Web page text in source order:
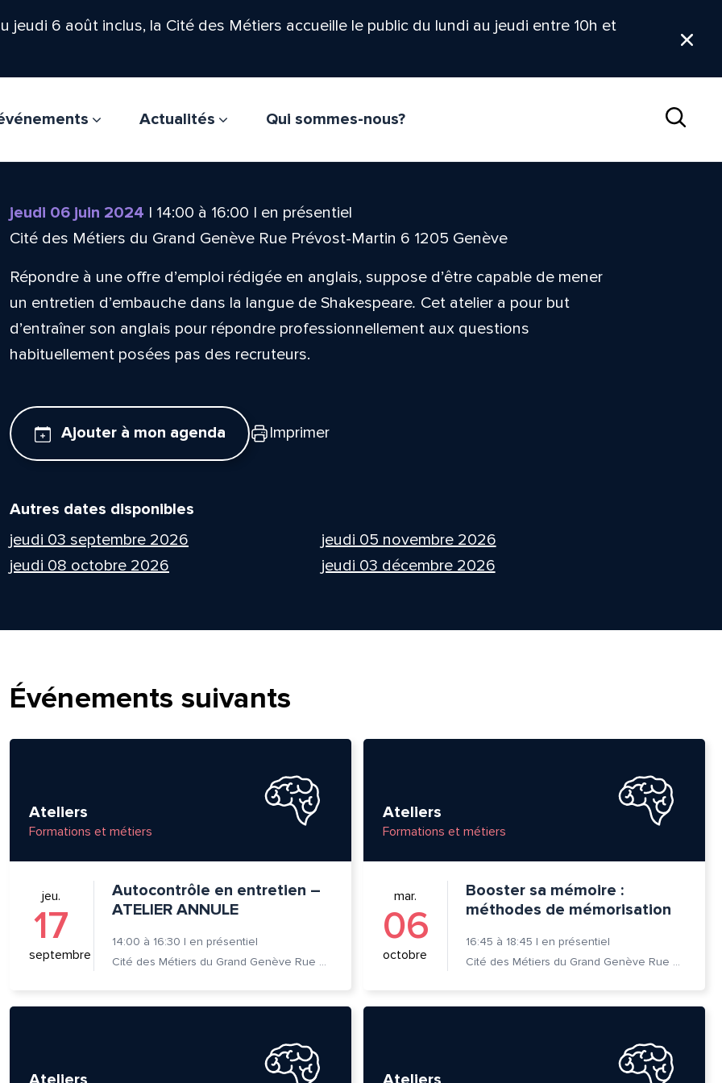
6 août inclus, la Cité des Métiers accueille le public du lundi au jeudi entre 10h et
Actualités
Qui sommes-nous?
jeudi 06 juin 2024 | 14:00 à 16:00 | en présentiel
Cité des Métiers du Grand Genève Rue Prévost-Martin 6 1205 Genève
Répondre à une offre d’emploi rédigée en anglais, suppose d’être capable de mener
un entretien d’embauche dans la langue de Shakespeare. Cet atelier a pour but
d’entraîner son anglais pour répondre professionnellement aux questions
habituellement posées pas des recruteurs.
Ajouter à mon agenda Imprimer
Autres dates disponibles
jeudi 03 septembre 2026
jeudi 08 octobre 2026
jeudi 05 novembre 2026
jeudi 03 décembre 2026
Événements suivants
Ateliers
Formations et métiers
jeu.
17
septembre
Autocontrôle en entretien –
ATELIER ANNULE
14:00 à 16:30 | en présentiel
Cité des Métiers du Grand Genève Rue Prévost-Martin 6 1205 Genève
Ateliers
Formations et métiers
mar.
06
octobre
Booster sa mémoire :
méthodes de mémorisation
16:45 à 18:45 | en présentiel
Cité des Métiers du Grand Genève Rue Prévost-Martin 6 1205 Genève
est la pertinence de cette